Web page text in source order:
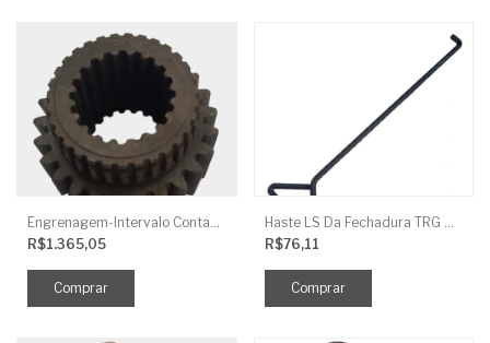
R$1.365,05
R$76,11